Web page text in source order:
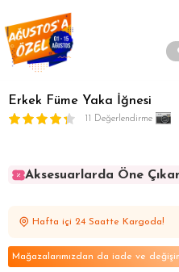
Erkek Füme Yaka İğnesi
11 Değerlendirme
Aksesuarlarda Öne
Aksesuarlarda Öne
Hafta içi 24 Saatte Kargoda!
Mağazalarımızdan da iade ve